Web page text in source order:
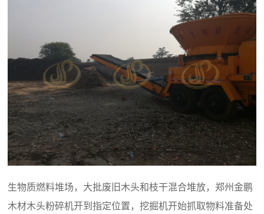
生物质燃料堆场，大批废旧木头和枝干混合堆放，郑州金鹏
木材木头粉碎机开到指定位置，挖掘机开始抓取物料准备处